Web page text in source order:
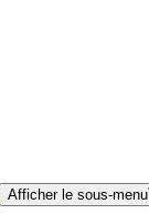
Afficher le sous-menu